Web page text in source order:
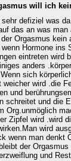
will ich
defiziel was
das an was
Orgasmus kein
Hormone ins
eintreten wird
anders
sich
weicher wird .die
und
schreitet und die
Org.unmöglich
Zipfel wird .wird
wird
wenn man denkt
der
und